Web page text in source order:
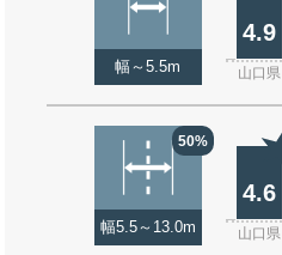
幅～5.5m
4.9
山口県
50%
幅5.5～13.0m
4.6
山口県